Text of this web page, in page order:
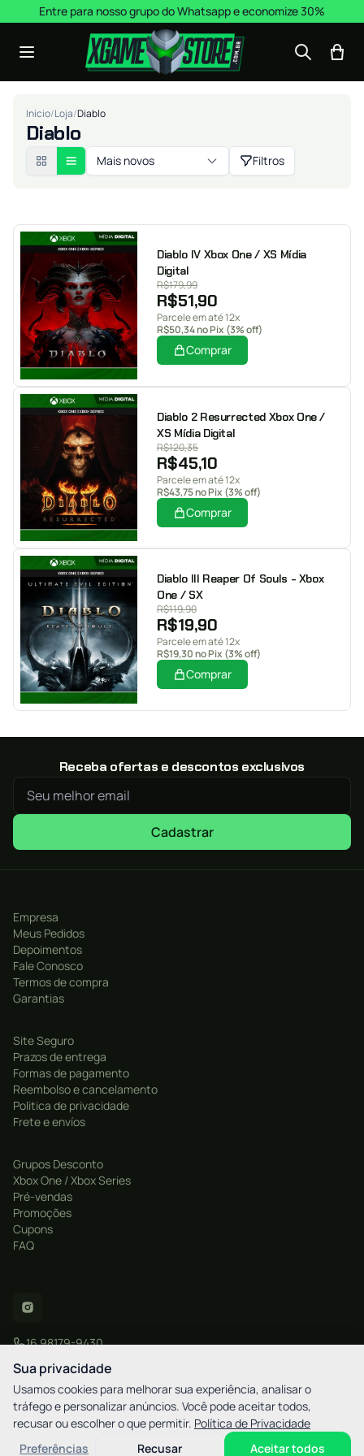
Pular para o conteúdo
Entre para nosso grupo do Whatsapp e economize 30%
Início/Loja/Diablo
Diablo
Mais novos Filtros
Diablo IV Xbox One / XS Mídia
Digital
R$179,99
R$51,90
Parcele em até 12x
R$50,34no Pix (3% off)
Comprar
Diablo 2 Resurrected Xbox One /
XS Mídia Digital
R$120,35
R$45,10
Parcele em até 12x
R$43,75no Pix (3% off)
Comprar
Diablo III Reaper Of Souls - Xbox
One / SX
R$119,90
R$19,90
Parcele em até 12x
R$19,30no Pix (3% off)
Comprar
Receba ofertas e descontos exclusivos
Cadastrar
Empresa
Meus Pedidos
Depoimentos
Fale Conosco
Termos de compra
Garantias
Site Seguro
Prazos de entrega
Formas de pagamento
Reembolso e cancelamento
Politica de privacidade
Frete e envíos
Grupos Desconto
Xbox One / Xbox Series
Pré-vendas
Promoções
Cupons
FAQ
16 98179-9430
CNPJ: 57.877.596/0001-20
XGamestore - Rua Martim Afonso, 2521 - Bigorrilho / Curitiba - PR - CEP
80730-030
Sua privacidade
Usamos cookies para melhorar sua experiência, analisar o
tráfego e personalizar anúncios. Você pode aceitar todos,
recusar ou escolher o que permitir. Política de Privacidade
Preferências
Recusar Aceitar todos